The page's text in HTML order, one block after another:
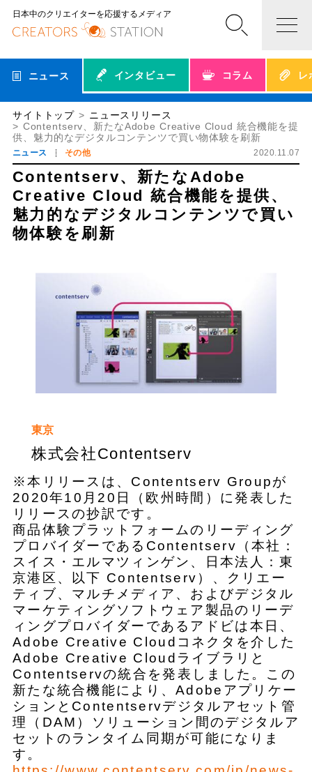
日本中のクリエイターを応援するメディア
ニュース インタビュー コラム レ
サイトトップ
ニュースリリース
Contentserv、新たなAdobe Creative Cloud 統合機能を提
供、魅力的なデジタルコンテンツで買い物体験を刷新
ニュース その他 2020.11.07
Contentserv、新たなAdobe
Creative Cloud 統合機能を提供、
魅力的なデジタルコンテンツで買い
物体験を刷新
東京
株式会社Contentserv
※本リリースは、Contentserv Groupが
2020年10月20日（欧州時間）に発表した
リリースの抄訳です。
商品体験プラットフォームのリーディング
プロバイダーであるContentserv（本社：
スイス・エルマツィンゲン、日本法人：東
京港区、以下 Contentserv）、クリエー
ティブ、マルチメディア、およびデジタル
マーケティングソフトウェア製品のリーデ
ィングプロバイダーであるアドビは本日、
Adobe Creative Cloudコネクタを介した
Adobe Creative Cloudライブラリと
Contentservの統合を発表しました。この
新たな統合機能により、Adobeアプリケー
ションとContentservデジタルアセット管
理（DAM）ソリューション間のデジタルア
セットのランタイム同期が可能になりま
す。